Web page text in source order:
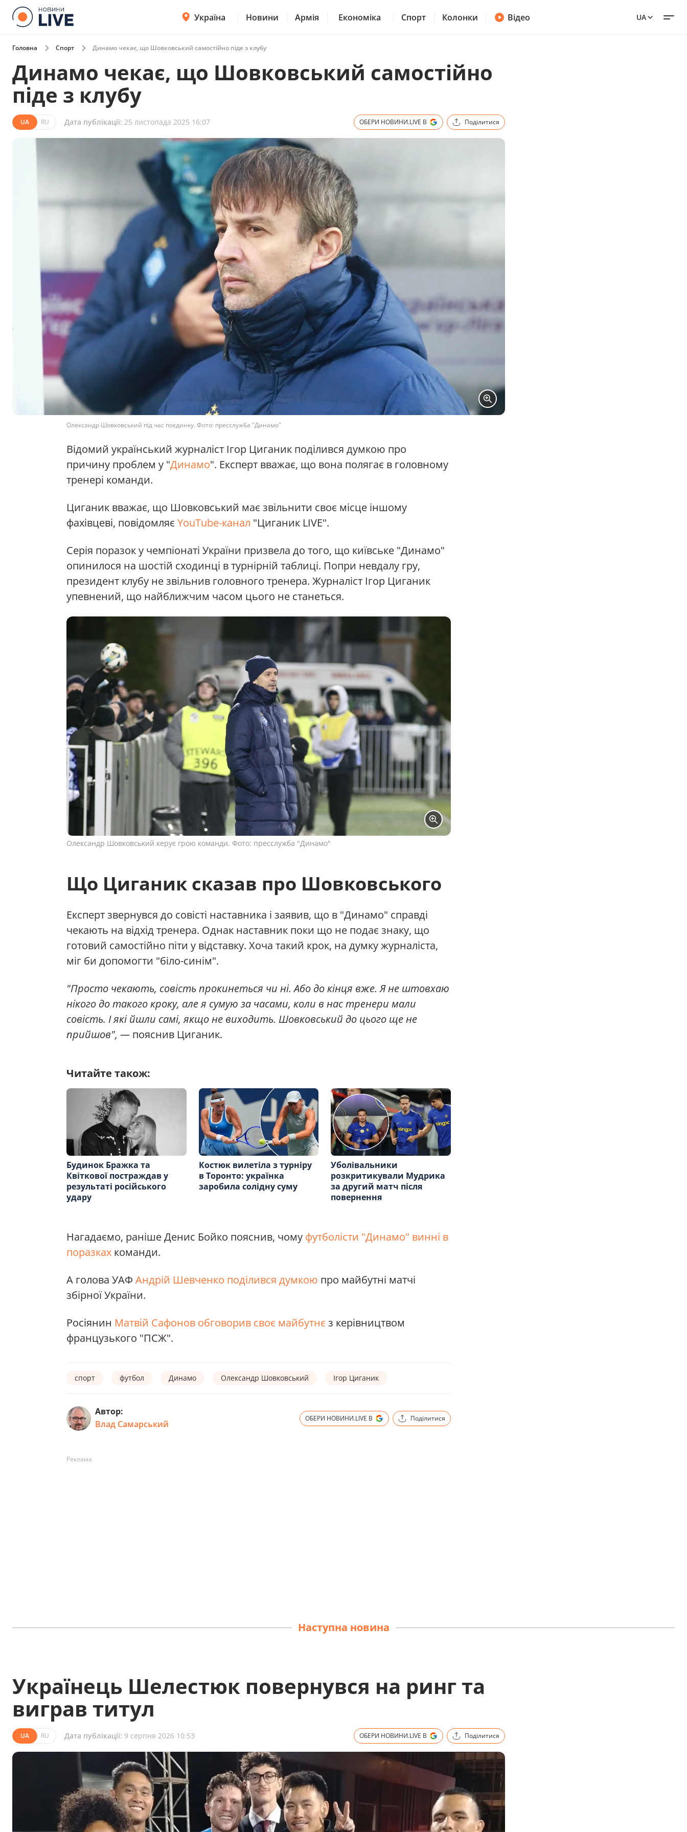
Україна Новини Армія Економіка Спорт Колонки Відео UA
Головна Спорт Динамо чекає, що Шовковський самостійно піде з клубу
Динамо чекає, що Шовковський самостійно
піде з клубу
UA RU Дата публікації: 25 листопада 2025 16:07 ОБЕРИ НОВИНИ.LIVE В Поділитися
Олександр Шовковський під час поєдинку. Фото: пресслужба "Динамо"
Відомий український журналіст Ігор Циганик поділився думкою про
причину проблем у "Динамо". Експерт вважає, що вона полягає в головному
тренері команди.
Циганик вважає, що Шовковський має звільнити своє місце іншому
фахівцеві, повідомляє YouTube-канал "Циганик LIVE".
Серія поразок у чемпіонаті України призвела до того, що київське "Динамо"
опинилося на шостій сходинці в турнірній таблиці. Попри невдалу гру,
президент клубу не звільнив головного тренера. Журналіст Ігор Циганик
упевнений, що найближчим часом цього не станеться.
Олександр Шовковський керує грою команди. Фото: пресслужба "Динамо"
Що Циганик сказав про Шовковського
Експерт звернувся до совісті наставника і заявив, що в "Динамо" справді
чекають на відхід тренера. Однак наставник поки що не подає знаку, що
готовий самостійно піти у відставку. Хоча такий крок, на думку журналіста,
міг би допомогти "біло-синім".
"Просто чекають, совість прокинеться чи ні. Або до кінця вже. Я не штовхаю
нікого до такого кроку, але я сумую за часами, коли в нас тренери мали
совість. І які йшли самі, якщо не виходить. Шовковський до цього ще не
прийшов", — пояснив Циганик.
Читайте також:
Будинок Бражка та
Квіткової постраждав у
результаті російського
удару
Костюк вилетіла з турніру
в Торонто: українка
заробила солідну суму
Уболівальники
розкритикували Мудрика
за другий матч після
повернення
Нагадаємо, раніше Денис Бойко пояснив, чому футболісти "Динамо" винні в
поразках команди.
А голова УАФ Андрій Шевченко поділився думкою про майбутні матчі
збірної України.
Росіянин Матвій Сафонов обговорив своє майбутнє з керівництвом
французького "ПСЖ".
спорт футбол Динамо Олександр Шовковський Ігор Циганик
Автор:
Влад Самарський
ОБЕРИ НОВИНИ.LIVE В Поділитися
Реклама
Наступна новина
Українець Шелестюк повернувся на ринг та
виграв титул
UA RU Дата публікації: 9 серпня 2026 10:53 ОБЕРИ НОВИНИ.LIVE В Поділитися